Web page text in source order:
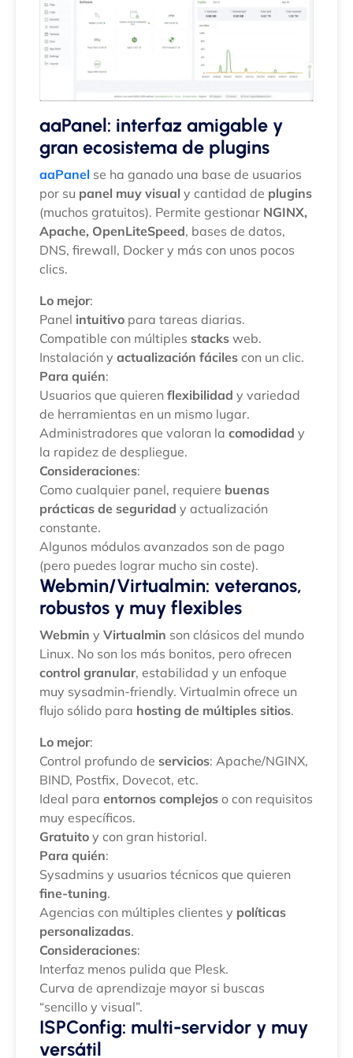
aaPanel: interfaz amigable y
gran ecosistema de plugins
aaPanel se ha ganado una base de usuarios
por su panel muy visual y cantidad de plugins
(muchos gratuitos). Permite gestionar NGINX,
Apache, OpenLiteSpeed, bases de datos,
DNS, firewall, Docker y más con unos pocos
clics.
Lo mejor:
Panel intuitivo para tareas diarias.
Compatible con múltiples stacks web.
Instalación y actualización fáciles con un clic.
Para quién:
Usuarios que quieren flexibilidad y variedad
de herramientas en un mismo lugar.
Administradores que valoran la comodidad y
la rapidez de despliegue.
Consideraciones:
Como cualquier panel, requiere buenas
prácticas de seguridad y actualización
constante.
Algunos módulos avanzados son de pago
(pero puedes lograr mucho sin coste).
Webmin/Virtualmin: veteranos,
robustos y muy flexibles
Webmin y Virtualmin son clásicos del mundo
Linux. No son los más bonitos, pero ofrecen
control granular, estabilidad y un enfoque
muy sysadmin-friendly. Virtualmin ofrece un
flujo sólido para hosting de múltiples sitios.
Lo mejor:
Control profundo de servicios: Apache/NGINX,
BIND, Postfix, Dovecot, etc.
Ideal para entornos complejos o con requisitos
muy específicos.
Gratuito y con gran historial.
Para quién:
Sysadmins y usuarios técnicos que quieren
fine-tuning.
Agencias con múltiples clientes y políticas
personalizadas.
Consideraciones:
Interfaz menos pulida que Plesk.
Curva de aprendizaje mayor si buscas
“sencillo y visual”.
ISPConfig: multi-servidor y muy
versátil